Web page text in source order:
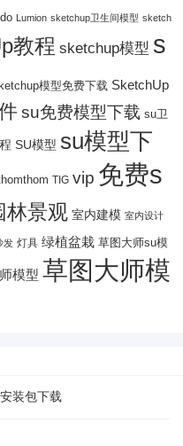
Lumion sketchup卫生间模型 sketch
教程 sketchup模型 s
模型免费下载 SketchUp
su免费模型下载 su卫
SU模型 su模型下
TIG vip 免费s
林景观 室内建模 室内设计
发 灯具 绿植盆栽 草图大师su模
模型 草图大师模
装包下载